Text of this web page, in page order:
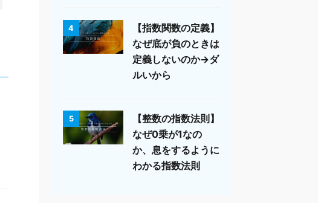
4
【指数関数の定義】
なぜ底が負のときは
定義しないのか→ダ
ルいから
5
【整数の指数法則】
なぜ0乗が1なの
か、息をするように
わかる指数法則